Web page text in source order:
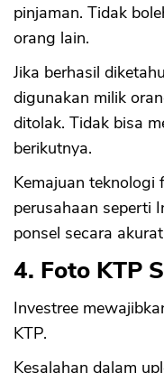
pinjaman. Tidak
orang lain.
Jika berhasil
digunakan milik
ditolak. Tidak bisa
berikutnya.
Kemajuan teknologi
perusahaan seperti
ponsel secara
4. Foto KTP
Investree
KTP.
Kesalahan dalam